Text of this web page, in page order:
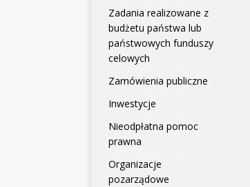
Zadania realizowane z
budżetu państwa lub
państwowych funduszy
celowych
Zamówienia publiczne
Inwestycje
Nieodpłatna pomoc
prawna
Organizacje
pozarządowe